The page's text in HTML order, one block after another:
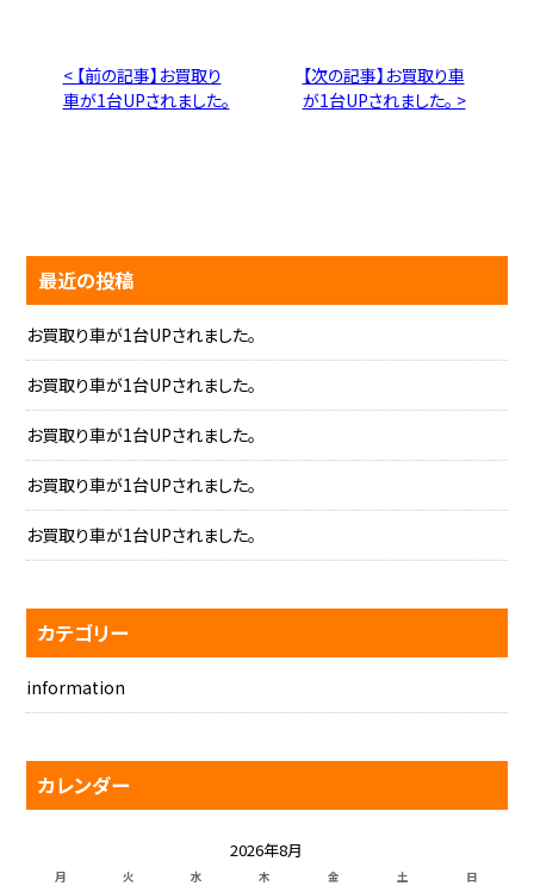
< 【前の記事】お買取り
車が1台UPされました。
【次の記事】お買取り車
が1台UPされました。 >
最近の投稿
お買取り車が1台UPされました。
お買取り車が1台UPされました。
お買取り車が1台UPされました。
お買取り車が1台UPされました。
お買取り車が1台UPされました。
カテゴリー
information
カレンダー
2026年8月
月 火 水 木 金 土 日